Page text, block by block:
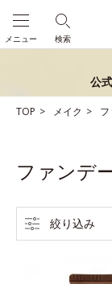
検索
メニュー
公
TOP メイク
ファンデ
絞り込み